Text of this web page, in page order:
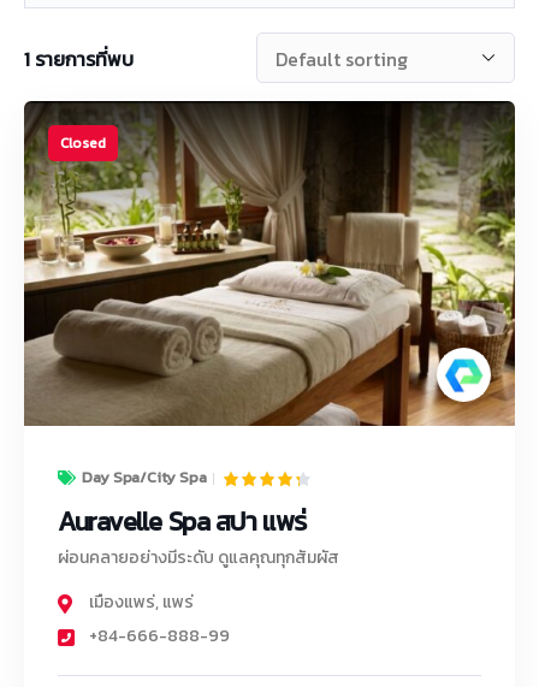
1 รายการที่พบ
Closed
Day Spa/City Spa
Auravelle Spa สปา แพร่
ผ่อนคลายอย่างมีระดับ ดูแลคุณทุกสัมผัส
เมืองแพร่,แพร่
+84-666-888-99